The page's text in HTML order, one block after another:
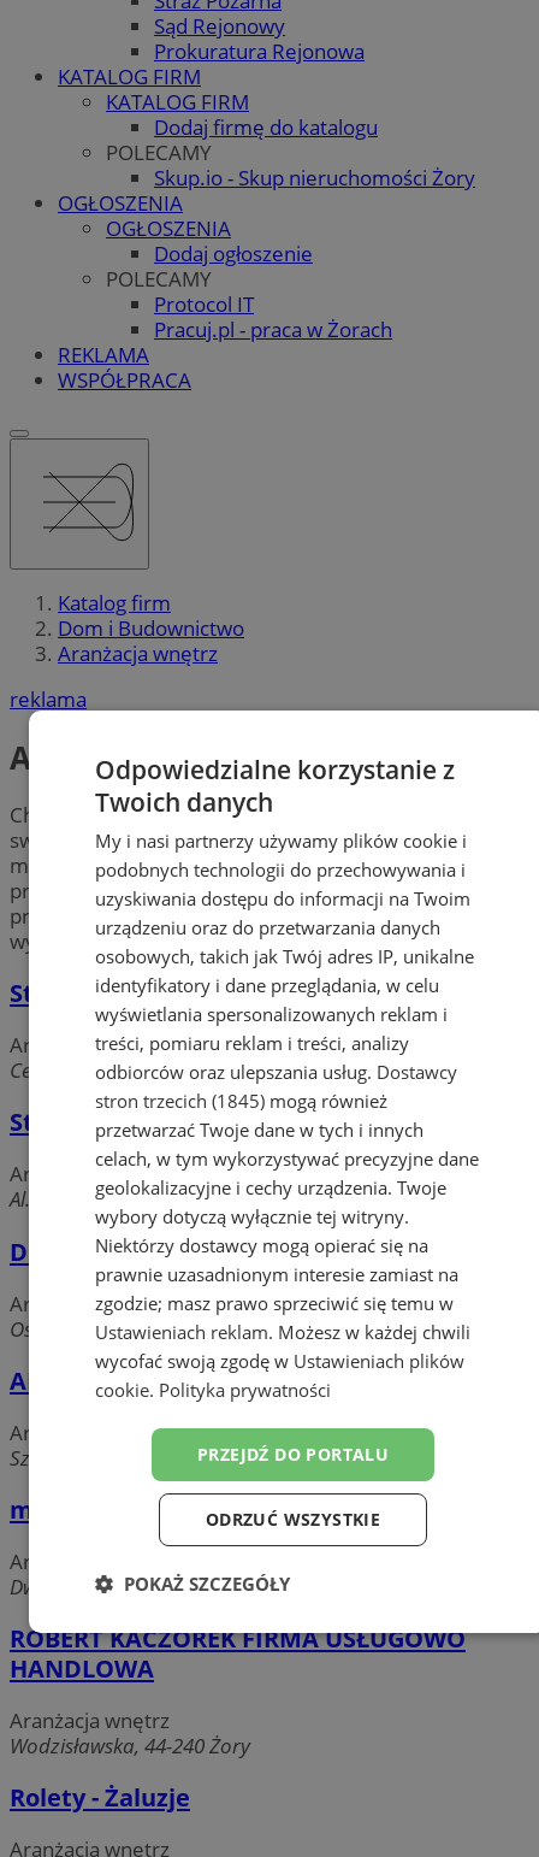
Sąd Rejonowy
Prokuratura Rejonowa
KATALOG FIRM
KATALOG FIRM
Dodaj firmę do katalogu
POLECAMY
Skup.io - Skup nieruchomości Żory
OGŁOSZENIA
OGŁOSZENIA
Dodaj ogłoszenie
POLECAMY
Protocol IT
Pracuj.pl - praca w Żorach
REKLAMA
WSPÓŁPRACA
Katalog firm
Dom i Budownictwo
Aranżacja wnętrz
reklama
Aranżacja wnętrz
Chcesz zaprojektowaćwnętrze mieszkania, domu lub
swojej firmy? Sprawdź oferty profesjonalistów w
mieście Żory, dla którycharanżacja wnętrzjest
prawdziwą pasją. Poznaj najciekawsze stylizacje oraz
projekty stworzone przez dekoratorów w okolicy Żor i
wybierz to, czego oczekujesz.
Studio florystyczne Bajka. Kwiaty&Dom
Aranżacja wnętrz
Centralna, 44-240 Żory
Studio Firan Renata Gałuszka
Aranżacja wnętrz
Al. Niepodległości, 44-240 Żory
DECOR GROUP Wykończenia wnętrz
Aranżacja wnętrz
Osińska, 44-240 Żory
ARMA - wyposażenie łazienek
Aranżacja wnętrz
Szeroka, 44-240 Żory
marmoDesign
Aranżacja wnętrz
Dworcowa, 44-240 Żory
ROBERT KACZOREK FIRMA USŁUGOWO
HANDLOWA
Aranżacja wnętrz
Wodzisławska, 44-240 Żory
Rolety - Żaluzje
Aranżacja wnętrz
Odpowiedzialne korzystanie z
Twoich danych
My i nasi partnerzy używamy plików cookie i
podobnych technologii do przechowywania i
uzyskiwania dostępu do informacji na Twoim
urządzeniu oraz do przetwarzania danych
osobowych, takich jak Twój adres IP, unikalne
identyfikatory i dane przeglądania, w celu
wyświetlania spersonalizowanych reklam i
treści, pomiaru reklam i treści, analizy
odbiorców oraz ulepszania usług. Dostawcy
stron trzecich (1845) mogą również
przetwarzać Twoje dane w tych i innych
celach, w tym wykorzystywać precyzyjne dane
geolokalizacyjne i cechy urządzenia. Twoje
wybory dotyczą wyłącznie tej witryny.
Niektórzy dostawcy mogą opierać się na
prawnie uzasadnionym interesie zamiast na
zgodzie; masz prawo sprzeciwić się temu w
Ustawieniach reklam. Możesz w każdej chwili
wycofać swoją zgodę w Ustawieniach plików
cookie. Polityka prywatności
PRZEJDŹ DO PORTALU
ODRZUĆ WSZYSTKIE
POKAŻ SZCZEGÓŁY
Niezbędne Wydajność Targetowanie
Funkcjonalność